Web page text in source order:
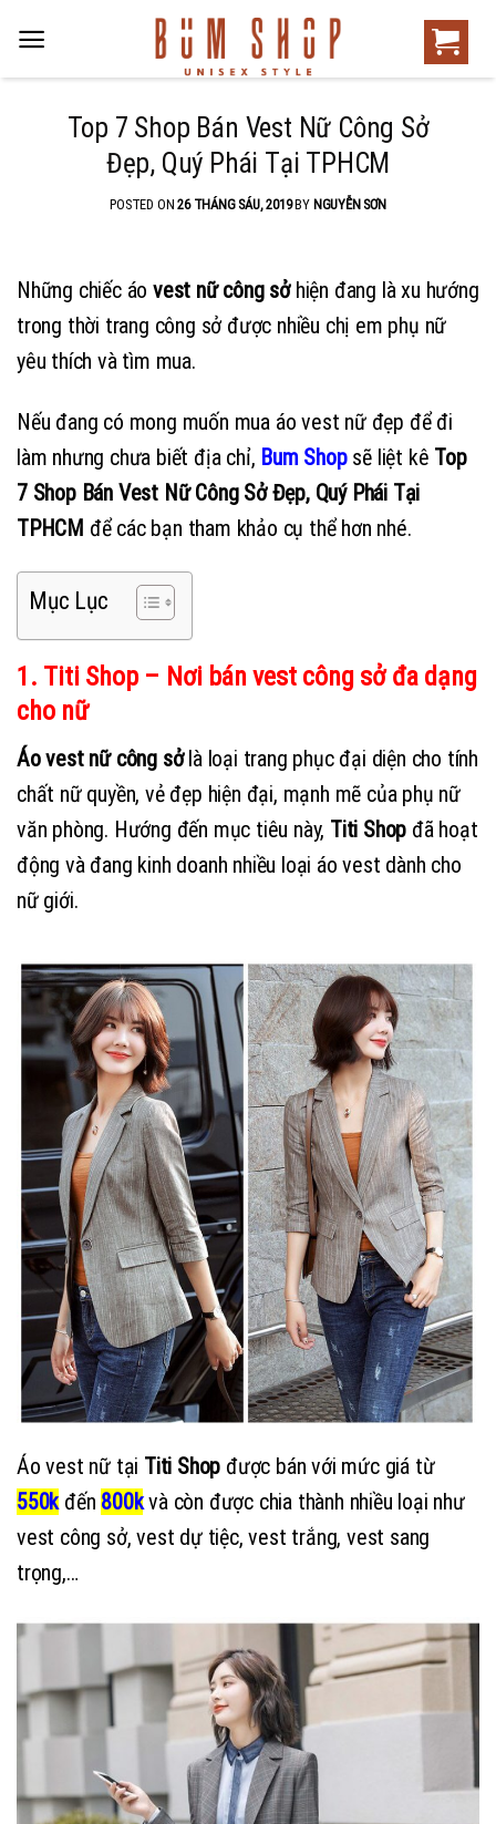
Top 7 Shop Bán Vest Nữ Công Sở
Đẹp, Quý Phái Tại TPHCM
POSTED ON26 THÁNG SÁU, 2019BY NGUYỄN SƠN
Những chiếc áo vest nữ công sởhiện đang là xu hướng
trong thời trang công sở được nhiều chị em phụ nữ
yêu thích và tìm mua.
Nếu đang có mong muốn mua áo vest nữ đẹp để đi
làm nhưng chưa biết địa chỉ, Bum Shop sẽ liệt kê Top
7 Shop Bán Vest Nữ Công Sở Đẹp, Quý Phái Tại
TPHCM để các bạn tham khảo cụ thể hơn nhé.
Mục Lục
1. Titi Shop – Nơi bán vest công sở đa dạng
cho nữ
Áo vest nữ công sởlà loại trang phục đại diện cho tính
chất nữ quyền, vẻ đẹp hiện đại, mạnh mẽ của phụ nữ
văn phòng. Hướng đến mục tiêu này, Titi Shop đã hoạt
động và đang kinh doanh nhiều loại áo vest dành cho
nữ giới.
Áo vest nữ tại Titi Shop được bán với mức giá từ
550kđến 800kvà còn được chia thành nhiều loại như
vest công sở, vest dự tiệc, vest trắng, vest sang
trọng,…